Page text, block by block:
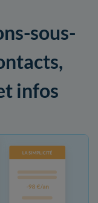
sous-
infos